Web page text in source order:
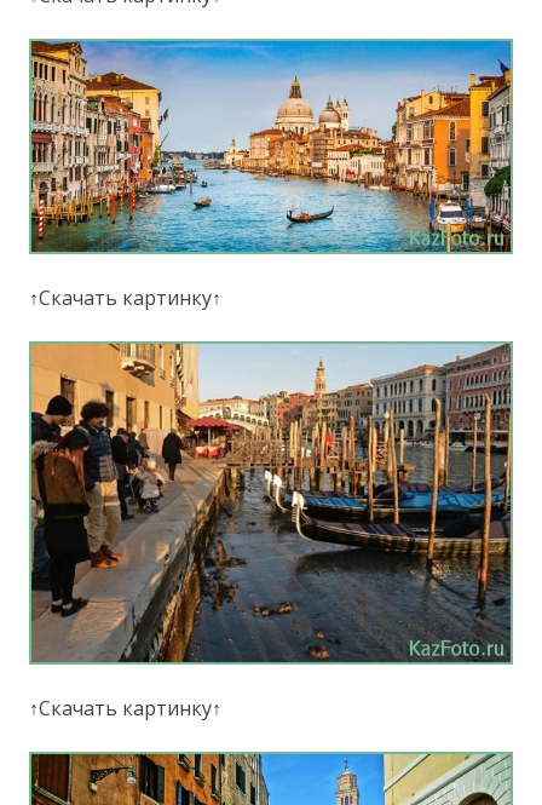
↑Скачать картинку↑
↑Скачать картинку↑